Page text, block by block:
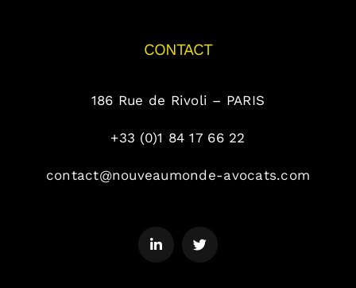
CONTACT
186 Rue de Rivoli – PARIS
+33 (0)1 84 17 66 22
contact@nouveaumonde-avocats.com